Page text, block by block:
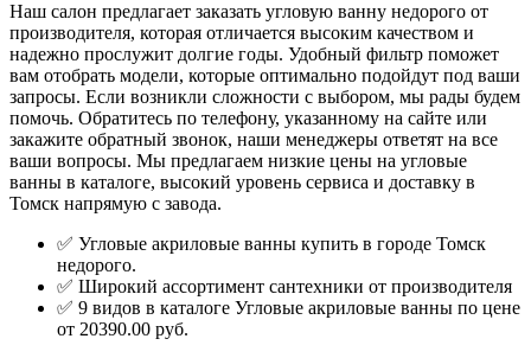
Наш салон предлагает заказать угловую ванну недорого от
производителя, которая отличается высоким качеством и
надежно прослужит долгие годы. Удобный фильтр поможет
вам отобрать модели, которые оптимально подойдут под ваши
запросы. Если возникли сложности с выбором, мы рады будем
помочь. Обратитесь по телефону, указанному на сайте или
закажите обратный звонок, наши менеджеры ответят на все
ваши вопросы. Мы предлагаем низкие цены на угловые
ванны в каталоге, высокий уровень сервиса и доставку в
Томск напрямую с завода.
✅ Угловые акриловые ванны купить в городе Томск
недорого.
✅ Широкий ассортимент сантехники от производителя
✅ 9 видов в каталоге Угловые акриловые ванны по цене
от 20390.00 руб.